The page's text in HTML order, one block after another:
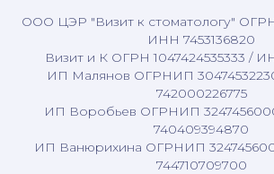
ООО ЦЭР "Визит к стоматологу" ОГРН
ИНН 7453136820
Визит и К ОГРН 1047424535333 /
ИП Малянов ОГРНИП
742000226775
ИП Воробьев ОГРНИП
740409394870
ИП Ванюрихина ОГРНИП
744710709700